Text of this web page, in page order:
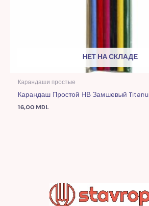
НЕТ НА СКЛАДЕ
Карандаши простые
Карандаш Простой НВ Замшевый
16,00 MDL